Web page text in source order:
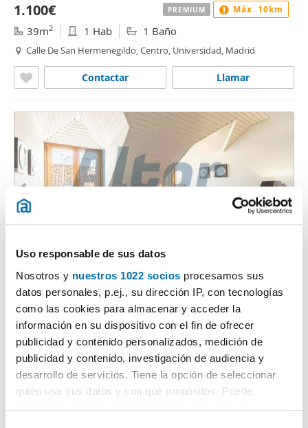
Uso responsable de sus datos
Nosotros y nuestros 1022 socios procesamos sus
datos personales, p.ej., su dirección IP, con tecnologías
como las cookies para almacenar y acceder la
información en su dispositivo con el fin de ofrecer
publicidad y contenido personalizados, medición de
publicidad y contenido, investigación de audiencia y
desarrollo de servicios. Tiene la opción de seleccionar
quién usa sus datos y con qué propósitos. Puede
1.100€
39m2 1 Hab 1 Baño
Calle De San Hermenegildo, Centro, Universidad, Madrid
Llamar
Contactar
PREMIUM Máx. 10km
2.225€
95m2 2 Hab
Centro, Universidad, Madrid
Llamar
Contactar
PREMIUM Máx. 10km